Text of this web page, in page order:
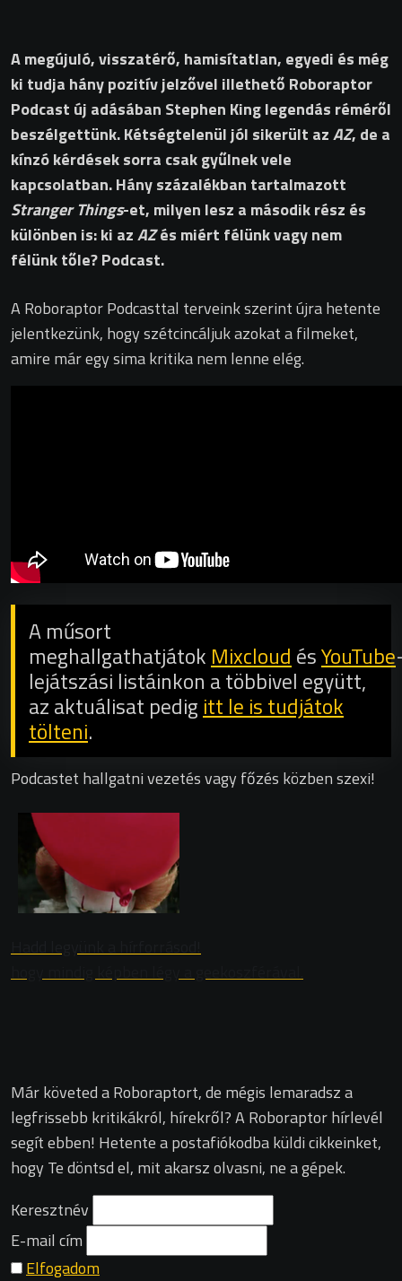
A megújuló, visszatérő, hamisítatlan, egyedi és még
ki tudja hány pozitív jelzővel illethető Roboraptor
Podcast új adásában Stephen King legendás réméről
beszélgettünk. Kétségtelenül jól sikerült azAZ, de a
kínzó kérdések sorra csak gyűlnek vele
kapcsolatban. Hány százalékban tartalmazott
Stranger Things-et, milyen lesz a második rész és
különben is: ki azAZés miért félünk vagy nem
félünk tőle? Podcast.
A Roboraptor Podcasttal terveink szerint újra hetente
jelentkezünk, hogy szétcincáljuk azokat a filmeket,
amire már egy sima kritika nem lenne elég.
A műsort
meghallgathatjátok Mixcloud ésYouTube
lejátszási listáinkon a többivel együtt,
az aktuálisat pedig itt le is tudjátok
tölteni.
Podcastet hallgatni vezetés vagy főzés közben szexi!
Már követed a Roboraptort, de mégis lemaradsz a
legfrissebb kritikákról, hírekről? A Roboraptor hírlevél
segít ebben! Hetente a postafiókodba küldi cikkeinket,
hogy Te döntsd el, mit akarsz olvasni, ne a gépek.
Keresztnév
E-mail cím
Elfogadom